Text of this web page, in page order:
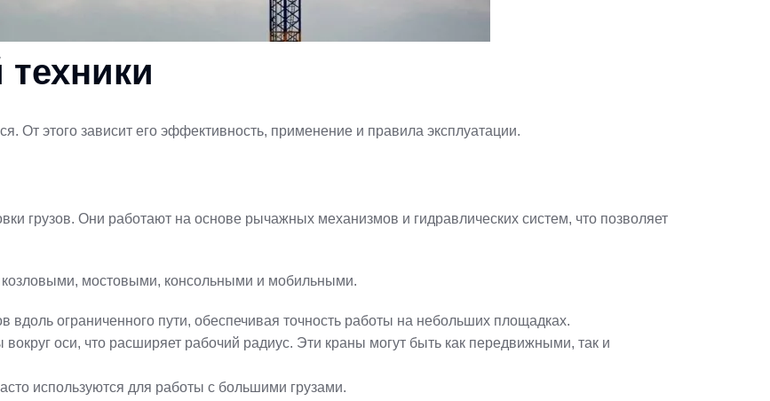
От этого зависит его эффективность, применение и правила эксплуатации.
грузов. Они работают на основе рычажных механизмов и гидравлических систем, что позволяет
козловыми, мостовыми, консольными и мобильными.
ограниченного пути, обеспечивая точность работы на небольших площадках.
оси, что расширяет рабочий радиус. Эти краны могут быть как передвижными, так и
используются для работы с большими грузами.